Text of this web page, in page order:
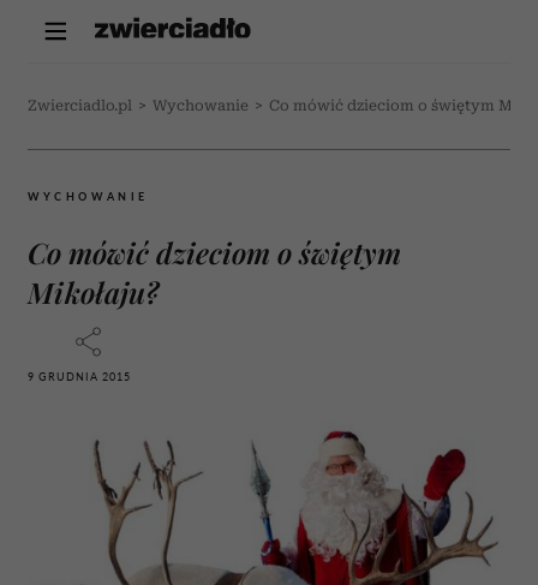
Zwierciadlo.pl > Wychowanie > Co mówić dzieciom o świętym
WYCHOWANIE
Co mówić dzieciom o świętym
Mikołaju?
9 GRUDNIA 2015